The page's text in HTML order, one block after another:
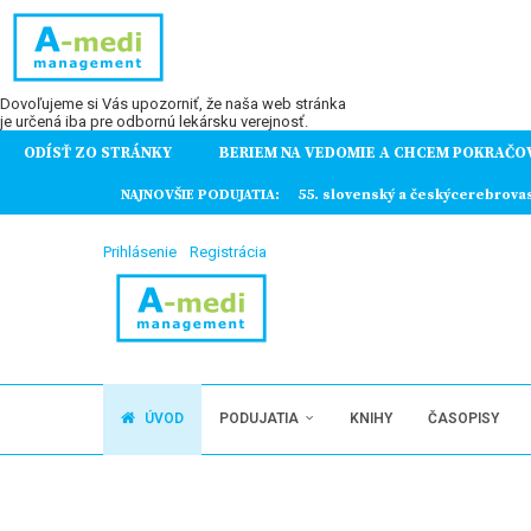
Dovoľujeme si Vás upozorniť, že naša web stránka
je určená iba pre odbornú lekársku verejnosť.
ODÍSŤ ZO STRÁNKY BERIEM NA VEDOMIE A CHCEM
NAJNOVŠIE PODUJATIA: 55. slovenský a
Prihlásenie Registrácia
ÚVOD PODUJATIA KNIHY ČASOPISY